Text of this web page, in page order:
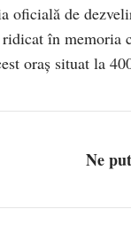
oficială de
ridicat în
oraş situat la
Ne